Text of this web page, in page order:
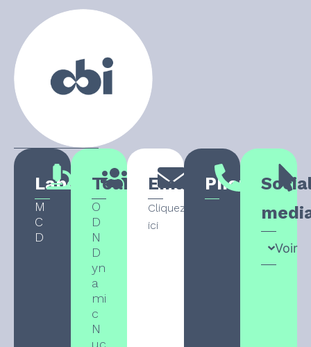
Laboratory
M
C
D
Team
O
D
N
D
yn
a
mi
c
N
uc
Email
Cliquez
ici
Phone
Voir